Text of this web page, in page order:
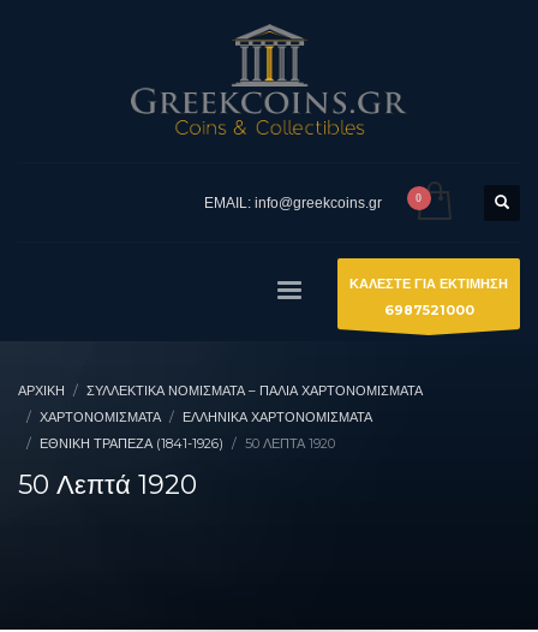
EMAIL: info@greekcoins.gr
ΚΑΛΕΣΤΕ ΓΙΑ ΕΚΤΙΜΗΣΗ
6987521000
ΑΡΧΙΚΉ
ΣΥΛΛΕΚΤΙΚΆ ΝΟΜΊΣΜΑΤΑ – ΠΑΛΙΆ ΧΑΡΤΟΝΟΜΊΣΜΑΤΑ
ΧΑΡΤΟΝΟΜΙΣΜΑΤΑ
ΕΛΛΗΝΙΚΆ ΧΑΡΤΟΝΟΜΊΣΜΑΤΑ
ΕΘΝΙΚΉ ΤΡΆΠΕΖΑ (1841-1926)
50 ΛΕΠΤΆ 1920
50 Λεπτά 1920